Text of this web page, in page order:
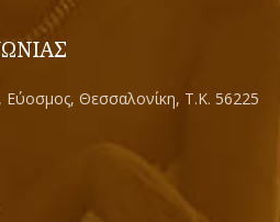
Εύοσμος, Θεσσαλονίκη, Τ.Κ. 56225